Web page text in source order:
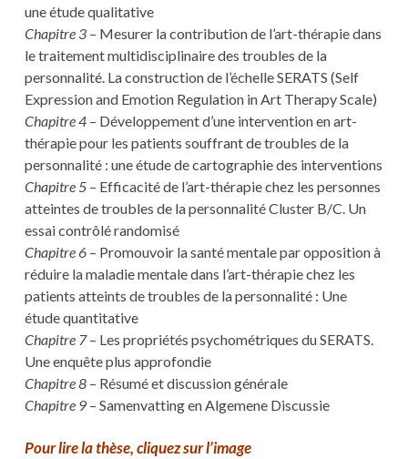
une étude qualitative
Chapitre 3– Mesurer la contribution de l’art-thérapie dans
le traitement multidisciplinaire des troubles de la
personnalité. La construction de l’échelle SERATS (Self
Expression and Emotion Regulation in Art Therapy Scale)
Chapitre 4– Développement d’une intervention en art-
thérapie pour les patients souffrant de troubles de la
personnalité : une étude de cartographie des interventions
Chapitre 5– Efficacité de l’art-thérapie chez les personnes
atteintes de troubles de la personnalité Cluster B/C. Un
essai contrôlé randomisé
Chapitre 6– Promouvoir la santé mentale par opposition à
réduire la maladie mentale dans l’art-thérapie chez les
patients atteints de troubles de la personnalité : Une
étude quantitative
Chapitre 7– Les propriétés psychométriques du SERATS.
Une enquête plus approfondie
Chapitre 8– Résumé et discussion générale
Chapitre 9– Samenvatting en Algemene Discussie
Pour lire la thèse, cliquez sur l’image